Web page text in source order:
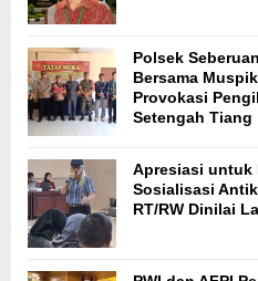
Polsek
Bersama
Provokasi
Setengah Tiang
Apresiasi untuk
Sosialisasi
RT/RW Dinilai